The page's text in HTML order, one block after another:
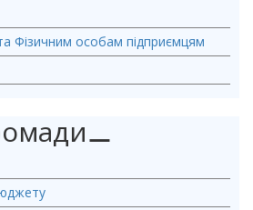
Фізичним особам підприємцям
⚊